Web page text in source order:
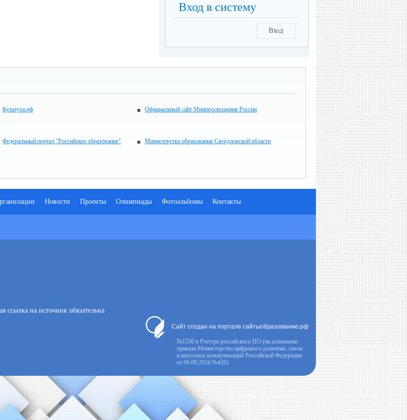
Вход в систему
Вход
Культура.рф Официальный сайт Минпросвещения России
Федеральный портал "Российское образование" Министерства образования Свердловской области
Новости Проекты Олимпиады Фотоальбомы Контакты
ссылка на источник обязательна
Сайт создан на портале сайтыобразованию.рф
№1556 в Реестре российского ПО (на основании
приказа Министерства цифрового развития, связи
и массовых коммуникаций Российской Федерации
от 06.09.2016 №426)